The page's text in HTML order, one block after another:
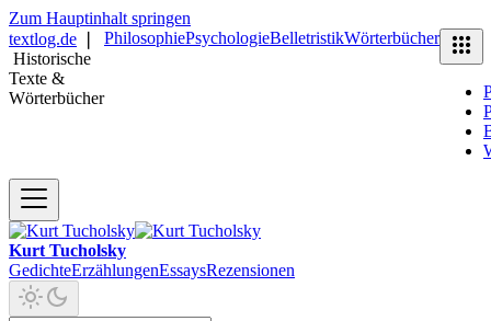
Zum Hauptinhalt springen
textlog.de
Historische
Texte &
Wörterbücher
PhilosophiePsychologieBelletristikWörterbücher
Kurt Tucholsky
GedichteErzählungenEssaysRezensionen